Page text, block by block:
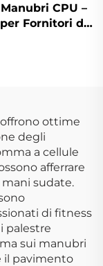
CPU –
Fornitori di
ottime
degli
a cellule
afferrare
sudate.
di fitness
palestre
sui manubri
il pavimento